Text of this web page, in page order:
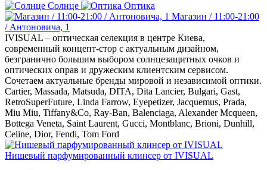
Солнце
Оптика
Магазин / 11:00-21:00
/ Антоновича, 1
IVISUAL – оптическая селекция в центре Киева,
современный концепт-стор с актуальным дизайном,
безгранично большим выбором солнцезащитных очков и
оптических оправ и дружеским клиентским сервисом.
Сочетаем актуальные бренды мировой и независимой оптики.
Cartier, Massada, Matsuda, DITA, Dita Lancier, Bulgari, Gast,
RetroSuperFuture, Linda Farrow, Eyepetizer, Jacquemus, Prada,
Miu Miu, Tiffany&Co, Ray-Ban, Balenciaga, Alexander Mcqueen,
Bottega Veneta, Saint Laurent, Gucci, Montblanc, Brioni, Dunhill,
Celine, Dior, Fendi, Tom Ford
Нишевый парфумированный клинсер от IVISUAL